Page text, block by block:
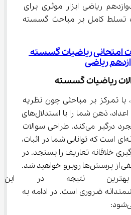
ریاضی ابزار موثری برای
تسلط کامل بر مباحث گسسته
امتحانی ریاضیات گسسته
ریاضی
ریاضیات گسسته
تمرکز بر مباحثی چون نظریه
گراف، ترکیبیات و نظریه اعداد، ذهن شما را با استدلال‌های
منطقی و ساختارهای مجرد درگیر می‌کند. طراحی سوالات
امتحانی این درس به گونه‌ای است که توانایی شما در اثبات،
ساختارها و به‌کارگیری خلاقانه تعاریف را بسنجد. در
این امتحان با انواع مختلفی از پرسش‌ها روبرو خواهید شد.
نتیجه در
ضروری است. در ادامه به